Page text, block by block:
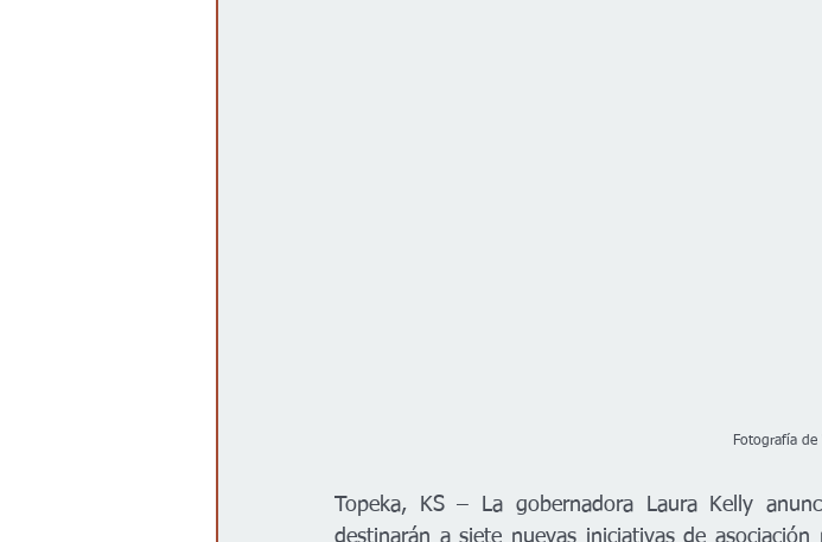
Topeka, KS – La gobernadora Laura Kelly
destinarán a siete nuevas iniciativas de